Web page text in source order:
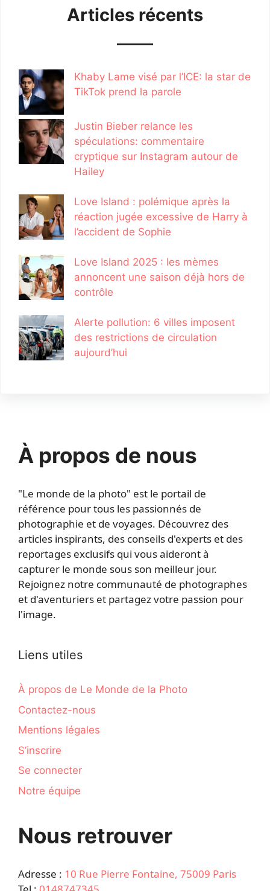
Articles récents
Khaby Lame visé par l’ICE: la star de
TikTok prend la parole
Justin Bieber relance les
spéculations: commentaire
cryptique sur Instagram autour de
Hailey
Love Island : polémique après la
réaction jugée excessive de Harry à
l’accident de Sophie
Love Island 2025 : les mèmes
annoncent une saison déjà hors de
contrôle
Alerte pollution: 6 villes imposent
des restrictions de circulation
aujourd’hui
À propos de nous
"Le monde de la photo" est le portail de
référence pour tous les passionnés de
photographie et de voyages. Découvrez des
articles inspirants, des conseils d'experts et des
reportages exclusifs qui vous aideront à
capturer le monde sous son meilleur jour.
Rejoignez notre communauté de photographes
et d'aventuriers et partagez votre passion pour
l'image.
Liens utiles
À propos de Le Monde de la Photo
Contactez-nous
Mentions légales
S’inscrire
Se connecter
Notre équipe
Nous retrouver
Adresse : 10 Rue Pierre Fontaine, 75009 Paris